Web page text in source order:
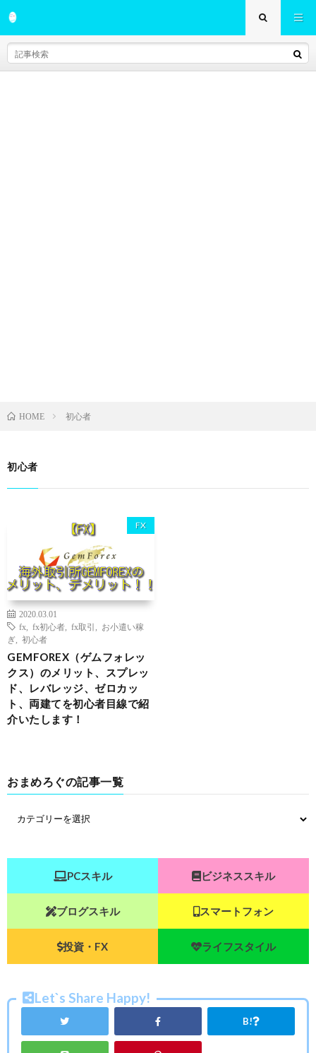
HOME 初心者
初心者
FX
2020.03.01
fx
fx初心者 fx取引
お小遣い稼
ぎ
初心者
GEMFOREX（ゲムフォレッ
クス）のメリット、スプレッ
ド、レバレッジ、ゼロカッ
ト、両建てを初心者目線で紹
介いたします！
おまめろぐの記事一覧
PCスキル ビジネススキル
ブログスキル スマートフォン
投資・FX ライフスタイル
Let`s Share Happy!
B!